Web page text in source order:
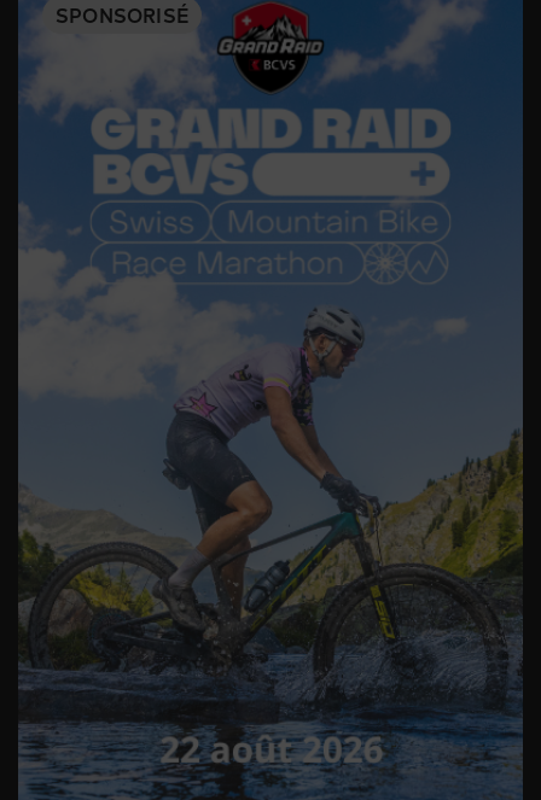
SPONSORISÉ